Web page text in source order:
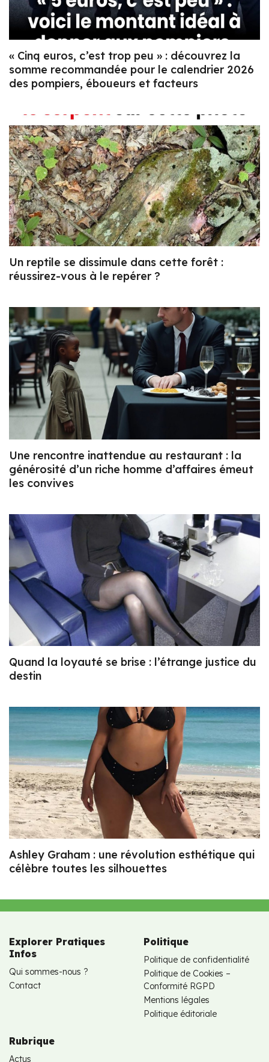
« Cinq euros, c’est trop peu » : découvrez la
somme recommandée pour le calendrier 2026
des pompiers, éboueurs et facteurs
Un reptile se dissimule dans cette forêt :
réussirez-vous à le repérer ?
Une rencontre inattendue au restaurant : la
générosité d’un riche homme d’affaires émeut
les convives
Quand la loyauté se brise : l’étrange justice du
destin
Ashley Graham : une révolution esthétique qui
célèbre toutes les silhouettes
Explorer Pratiques
Infos
Qui sommes-nous ?
Contact
Politique
Politique de confidentialité
Politique de Cookies –
Conformité RGPD
Mentions légales
Politique éditoriale
Rubrique
Actus